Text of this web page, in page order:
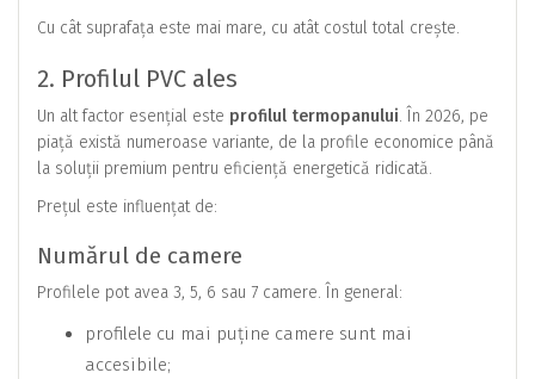
Cu cât suprafața este mai mare, cu atât costul total crește.
2. Profilul PVC ales
Un alt factor esențial este profilul termopanului. În 2026, pe
piață există numeroase variante, de la profile economice până
la soluții premium pentru eficiență energetică ridicată.
Prețul este influențat de:
Numărul de camere
Profilele pot avea 3, 5, 6 sau 7 camere. În general:
profilele cu mai puține camere sunt mai
accesibile;